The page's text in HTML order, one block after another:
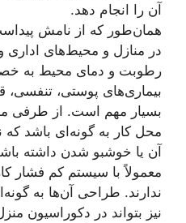
آن را انجام دهد.
همان‌طور که از نامش
در منازل و محیط‌های
رطوبت و دمای محیط به
بیماری‌های پوستی،
بسیار مهم است. از طرفی
محل کار به گونه‌ای باشد
آن یا خوشبو شدن داشته
معمولاً با سیستم کم فشار
ندارند. طراحی آن‌ها به
نیز بتواند در دکوراسیون